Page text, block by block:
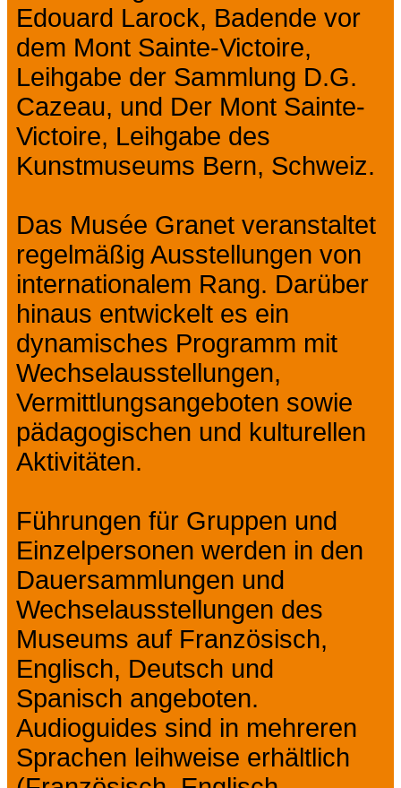
Edouard Larock, Badende vor
dem Mont Sainte-Victoire,
Leihgabe der Sammlung D.G.
Cazeau, und Der Mont Sainte-
Victoire, Leihgabe des
Kunstmuseums Bern, Schweiz.
Das Musée Granet veranstaltet
regelmäßig Ausstellungen von
internationalem Rang. Darüber
hinaus entwickelt es ein
dynamisches Programm mit
Wechselausstellungen,
Vermittlungsangeboten sowie
pädagogischen und kulturellen
Aktivitäten.
Führungen für Gruppen und
Einzelpersonen werden in den
Dauersammlungen und
Wechselausstellungen des
Museums auf Französisch,
Englisch, Deutsch und
Spanisch angeboten.
Audioguides sind in mehreren
Sprachen leihweise erhältlich